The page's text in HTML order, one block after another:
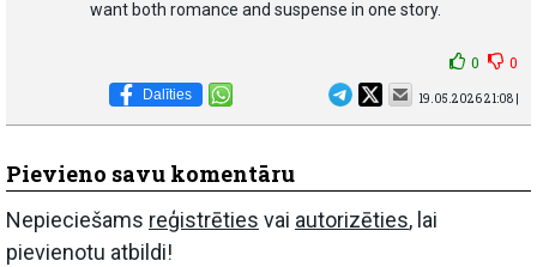
want both romance and suspense in one story.
0 0
Dalīties 19.05.2026 21:08 |
Pievieno savu komentāru
Nepieciešams reģistrēties vai autorizēties, lai
pievienotu atbildi!